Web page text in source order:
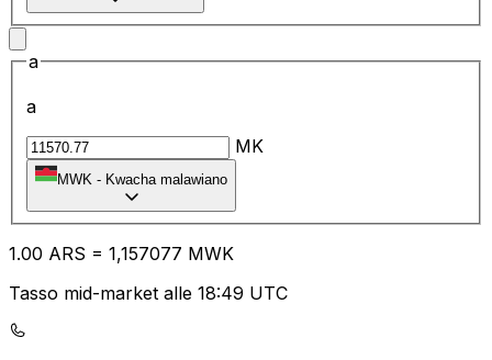
a
a
MK
MWK - Kwacha malawiano
1.00 ARS = 1,157077 MWK
Tasso mid-market alle 18:49 UTC